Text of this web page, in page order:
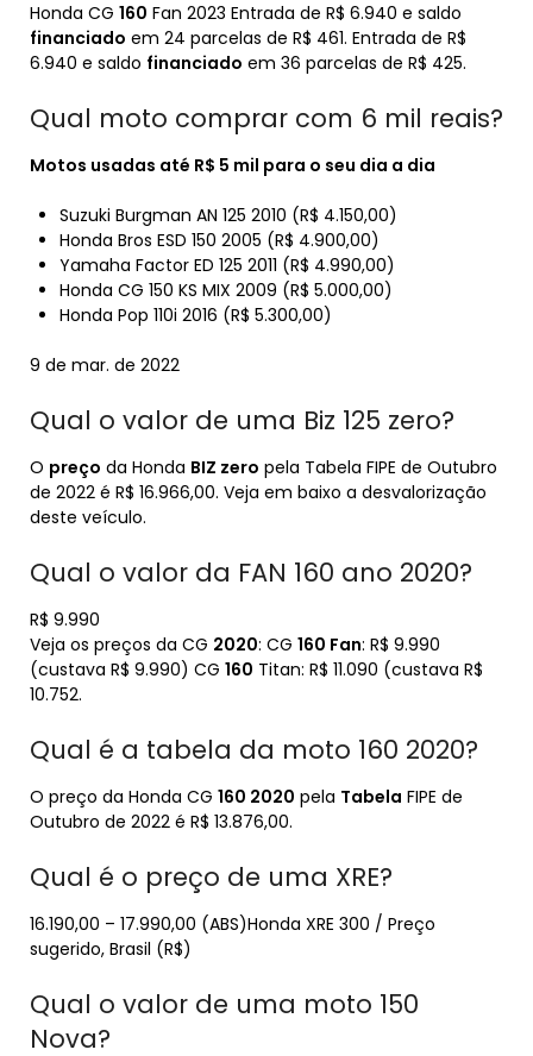
Honda CG 160 Fan 2023 Entrada de R$ 6.940 e saldo
financiado em 24 parcelas de R$ 461. Entrada de R$
6.940 e saldo financiado em 36 parcelas de R$ 425.
Qual moto comprar com 6 mil reais?
Motos usadas até R$ 5 mil para o seu dia a dia
Suzuki Burgman AN 125 2010 (R$ 4.150,00)
Honda Bros ESD 150 2005 (R$ 4.900,00)
Yamaha Factor ED 125 2011 (R$ 4.990,00)
Honda CG 150 KS MIX 2009 (R$ 5.000,00)
Honda Pop 110i 2016 (R$ 5.300,00)
9 de mar. de 2022
Qual o valor de uma Biz 125 zero?
O preço da Honda BIZ zero pela Tabela FIPE de Outubro
de 2022 é R$ 16.966,00. Veja em baixo a desvalorização
deste veículo.
Qual o valor da FAN 160 ano 2020?
R$ 9.990
Veja os preços da CG 2020: CG 160 Fan: R$ 9.990
(custava R$ 9.990) CG 160 Titan: R$ 11.090 (custava R$
10.752.
Qual é a tabela da moto 160 2020?
O preço da Honda CG 160 2020 pela Tabela FIPE de
Outubro de 2022 é R$ 13.876,00.
Qual é o preço de uma XRE?
16.190,00 – 17.990,00 (ABS)Honda XRE 300 / Preço
sugerido, Brasil (R$)
Qual o valor de uma moto 150
Nova?